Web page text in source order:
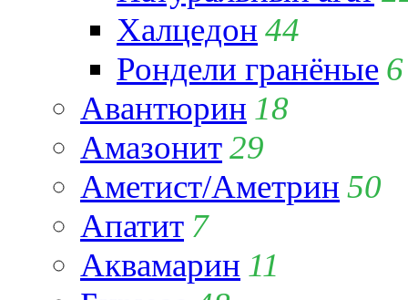
Халцедон 44
Рондели гранёные 6
Авантюрин 18
Амазонит29
Аметист/Аметрин 50
Апатит 7
Аквамарин 11